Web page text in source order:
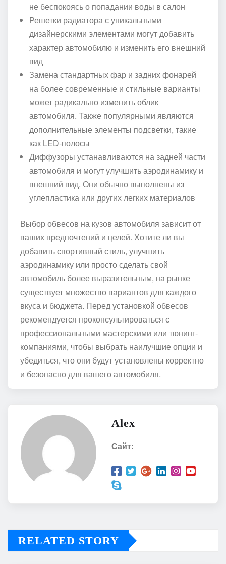
не беспокоясь о попадании воды в салон
Решетки радиатора с уникальными
дизайнерскими элементами могут добавить
характер автомобилю и изменить его внешний
вид
Замена стандартных фар и задних фонарей
на более современные и стильные варианты
может радикально изменить облик
автомобиля. Также популярными являются
дополнительные элементы подсветки, такие
как LED-полосы
Диффузоры устанавливаются на задней части
автомобиля и могут улучшить аэродинамику и
внешний вид. Они обычно выполнены из
углепластика или других легких материалов
Выбор обвесов на кузов автомобиля зависит от
ваших предпочтений и целей. Хотите ли вы
добавить спортивный стиль, улучшить
аэродинамику или просто сделать свой
автомобиль более выразительным, на рынке
существует множество вариантов для каждого
вкуса и бюджета. Перед установкой обвесов
рекомендуется проконсультироваться с
профессиональными мастерскими или тюнинг-
компаниями, чтобы выбрать наилучшие опции и
убедиться, что они будут установлены корректно
и безопасно для вашего автомобиля.
Alex
Сайт:
RELATED STORY